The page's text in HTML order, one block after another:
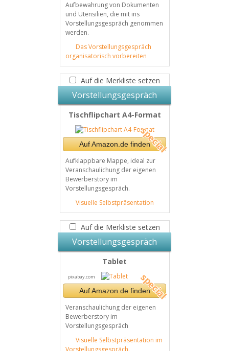
Aufbewahrung von Dokumenten
und Utensilien, die mit ins
Vorstellungsgespräch genommen
werden.
Das Vorstellungsgespräch
organisatorisch vorbereiten
Auf die Merkliste setzen
Vorstellungsgespräch
Tischflipchart A4-Format
Auf Amazon.de finden
Aufklappbare Mappe, ideal zur
Veranschaulichung der eigenen
Bewerberstory im
Vorstellungsgespräch.
Visuelle Selbstpräsentation
Auf die Merkliste setzen
Vorstellungsgespräch
Tablet
pixabay.com
Auf Amazon.de finden
Veranschaulichung der eigenen
Bewerberstory im
Vorstellungsgespräch
Visuelle Selbstpräsentation im
Vorstellungsgespräch.